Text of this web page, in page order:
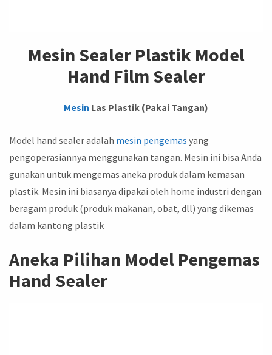
Mesin Sealer Plastik Model
Hand Film Sealer
Mesin Las Plastik (Pakai Tangan)
Model hand sealer adalah mesin pengemas yang
pengoperasiannya menggunakan tangan. Mesin ini bisa Anda
gunakan untuk mengemas aneka produk dalam kemasan
plastik. Mesin ini biasanya dipakai oleh home industri dengan
beragam produk (produk makanan, obat, dll) yang dikemas
dalam kantong plastik
Aneka Pilihan Model Pengemas
Hand Sealer